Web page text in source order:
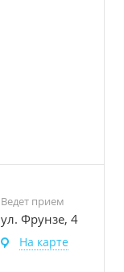
Ведет прием
ул. Фрунзе, 4
На карте